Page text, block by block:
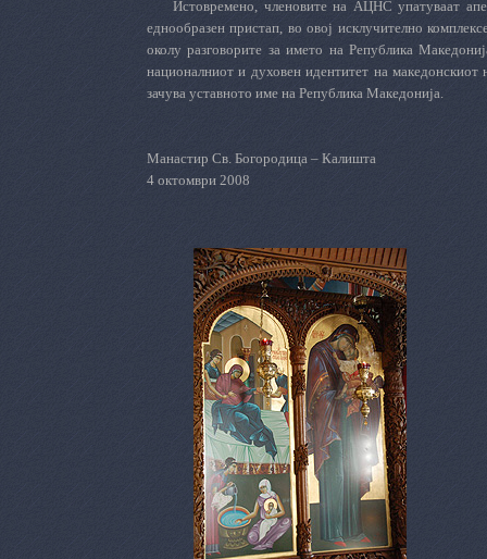
Истовремено, членовите на АЦНС упатуваат
еднообразен пристап, во овој исклучително
околу разговорите за името на Република
националниот и духовен идентитет на
зачува уставното име на Република Македонија.
Манастир Св. Богородица – Калишта
4 октомври 2008